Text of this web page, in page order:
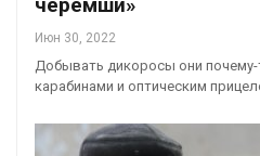
черемши»
Июн 30, 2022
Добывать дикоросы они
карабинами и оптическим